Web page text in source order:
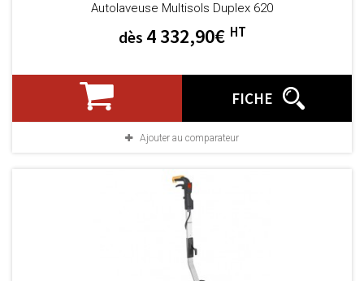
Autolaveuse Multisols Duplex 620
dès 4 332,90€ HT
FICHE
Ajouter au comparateur